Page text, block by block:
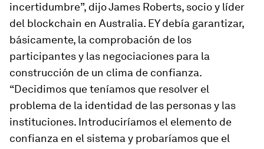
incertidumbre”, dijo James Roberts, socio y líder
del blockchain en Australia. EY debía garantizar,
básicamente, la comprobación de los
participantes y las negociaciones para la
construcción de un clima de confianza.
“Decidimos que teníamos que resolver el
problema de la identidad de las personas y las
instituciones. Introduciríamos el elemento de
confianza en el sistema y probaríamos que el